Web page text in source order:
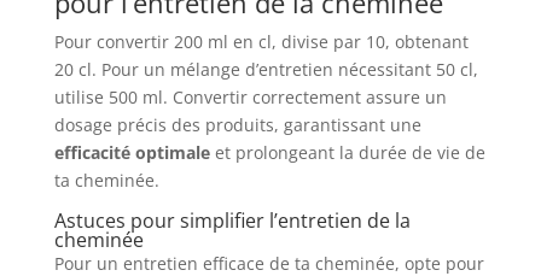
Pour convertir 200 ml en cl, divise par 10, obtenant
20 cl. Pour un mélange d’entretien nécessitant 50 cl,
utilise 500 ml. Convertir correctement assure un
dosage précis des produits, garantissant une
efficacité optimaleet prolongeant la durée de vie de
ta cheminée.
Astuces pour simplifier l’entretien de la
cheminée
Pour un entretien efficace de ta cheminée, opte pour